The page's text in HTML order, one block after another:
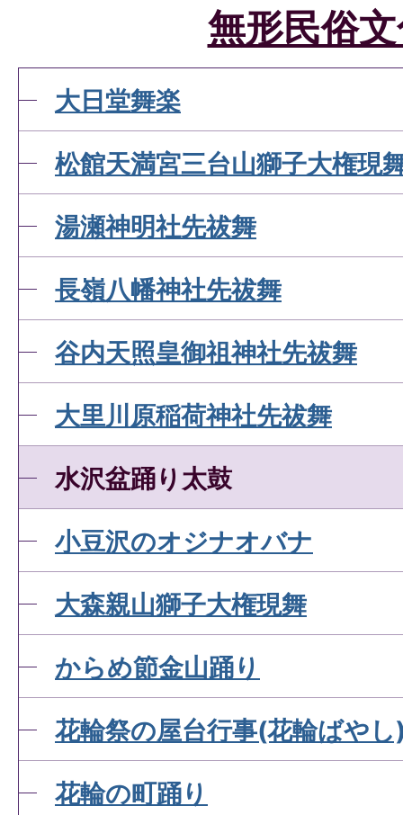
無形民俗
大日堂舞楽
松館天満宮三台山獅子大権現
湯瀬神明社先祓舞
長嶺八幡神社先祓舞
谷内天照皇御祖神社先祓舞
大里川原稲荷神社先祓舞
水沢盆踊り太鼓
小豆沢のオジナオバナ
大森親山獅子大権現舞
からめ節金山踊り
花輪祭の屋台行事(花輪ばやし
花輪の町踊り